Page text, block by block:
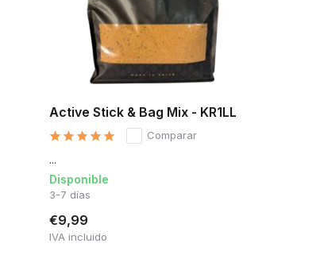
Active Stick & Bag Mix - KR1LL
Comparar
...
Disponible
3-7 días
€9,99
IVA incluido